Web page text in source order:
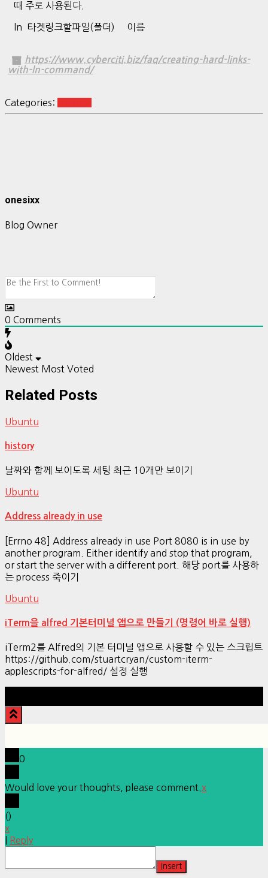
때 주로 사용된다.
ln 타겟링크할파일(폴더) 이름
https://www.cyberciti.biz/faq/creating-hard-links-
with-ln-command/
Categories:
onesixx
Blog Owner
0 Comments
Oldest
Newest Most Voted
Related Posts
Ubuntu
history
날짜와 함께 보이도록 세팅 최근 10개만 보이기
Ubuntu
Address already in use
[Errno 48] Address already in use Port 8080 is in use by
another program. Either identify and stop that program,
or start the server with a different port. 해당 port를 사용하
는 process 죽이기
Ubuntu
iTerm을 alfred 기본터미널 앱으로 만들기 (명령어 바로 실행)
iTerm2를 Alfred의 기본 터미널 앱으로 사용할 수 있는 스크립트
https://github.com/stuartcryan/custom-iterm-
applescripts-for-alfred/ 설정 실행
0
Would love your thoughts, please comment. x
()
x
Reply
Insert